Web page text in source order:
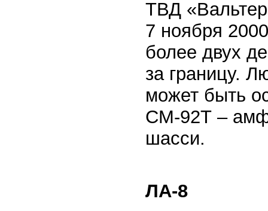
ТВД
7 ноября
более двух
за границу.
может быть
СМ-92Т –
шасси.
ЛА-8